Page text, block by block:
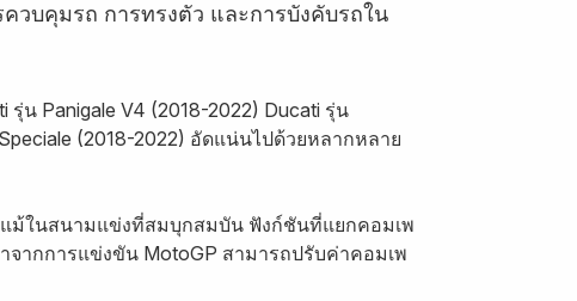
วบคุมรถ การทรงตัว และการบังคับรถใน
น Panigale V4 (2018-2022) Ducati รุ่น
(2018-2022) อัดแน่นไปด้วยหลากหลาย
แม้ในสนามแข่งที่สมบุกสมบัน ฟังก์ชันที่แยกคอมเพ
ากการแข่งขัน MotoGP สามารถปรับค่าคอมเพ